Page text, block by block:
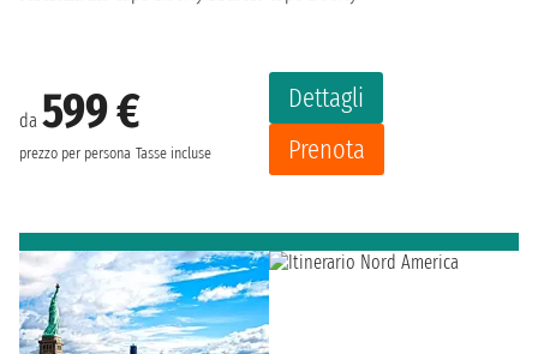
da 599 €
prezzo per persona Tasse incluse
Dettagli
Prenota